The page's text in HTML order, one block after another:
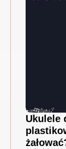
Ukulele